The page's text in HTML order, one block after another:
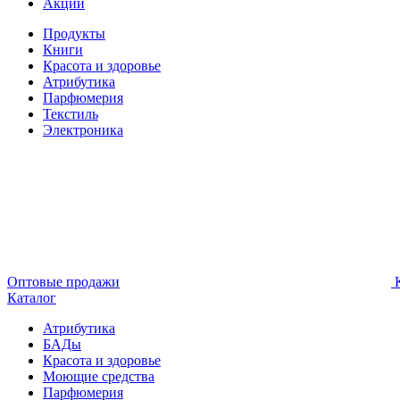
Акции
Продукты
Книги
Красота и здоровье
Атрибутика
Парфюмерия
Текстиль
Электроника
Оптовые продажи
Каталог
Атрибутика
БАДы
Красота и здоровье
Моющие средства
Парфюмерия